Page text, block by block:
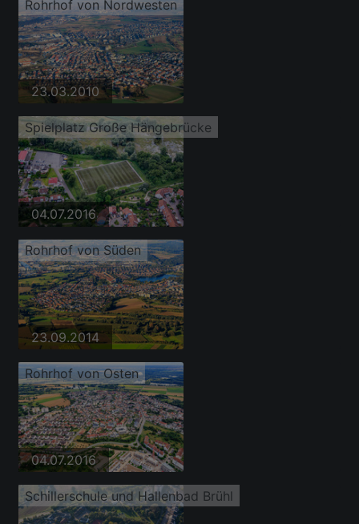
Rohrhof von Nordwesten
23.03.2010
Spielplatz Große Hängebrücke
04.07.2016
Rohrhof von Süden
23.09.2014
Rohrhof von Osten
04.07.2016
Schillerschule und Hallenbad Brühl